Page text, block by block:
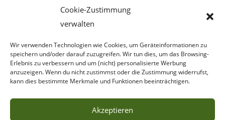
Cookie-Zustimmung
verwalten
Wir verwenden Technologien wie Cookies, um Geräteinformationen zu
speichern und/oder darauf zuzugreifen. Wir tun dies, um das Browsing-
Erlebnis zu verbessern und um (nicht) personalisierte Werbung
anzuzeigen. Wenn du nicht zustimmst oder die Zustimmung widerrufst,
kann dies bestimmte Merkmale und Funktionen beeinträchtigen.
Akzeptieren